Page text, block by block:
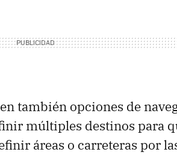
también opciones de
múltiples destinos para
áreas o carreteras por